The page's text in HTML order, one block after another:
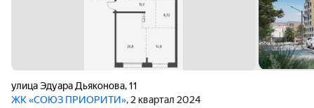
улица Эдуара Дьяконова,11
ЖК «СОЮЗ ПРИОРИТИ», 2 квартал 2024